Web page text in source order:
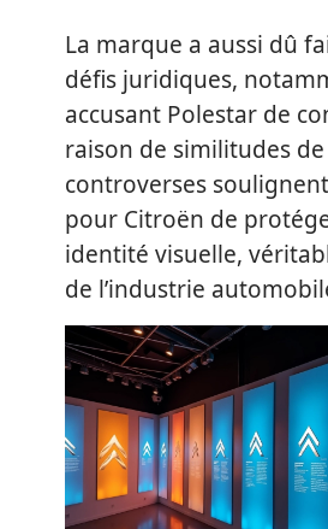
La marque a aussi dû
défis juridiques,
accusant Polestar de
raison de similitudes
controverses
pour Citroën de
identité visuelle,
de l’industrie